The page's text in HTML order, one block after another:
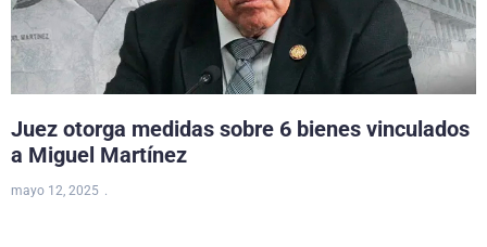
Juez otorga medidas sobre 6 bienes vinculados
a Miguel Martínez
mayo 12, 2025